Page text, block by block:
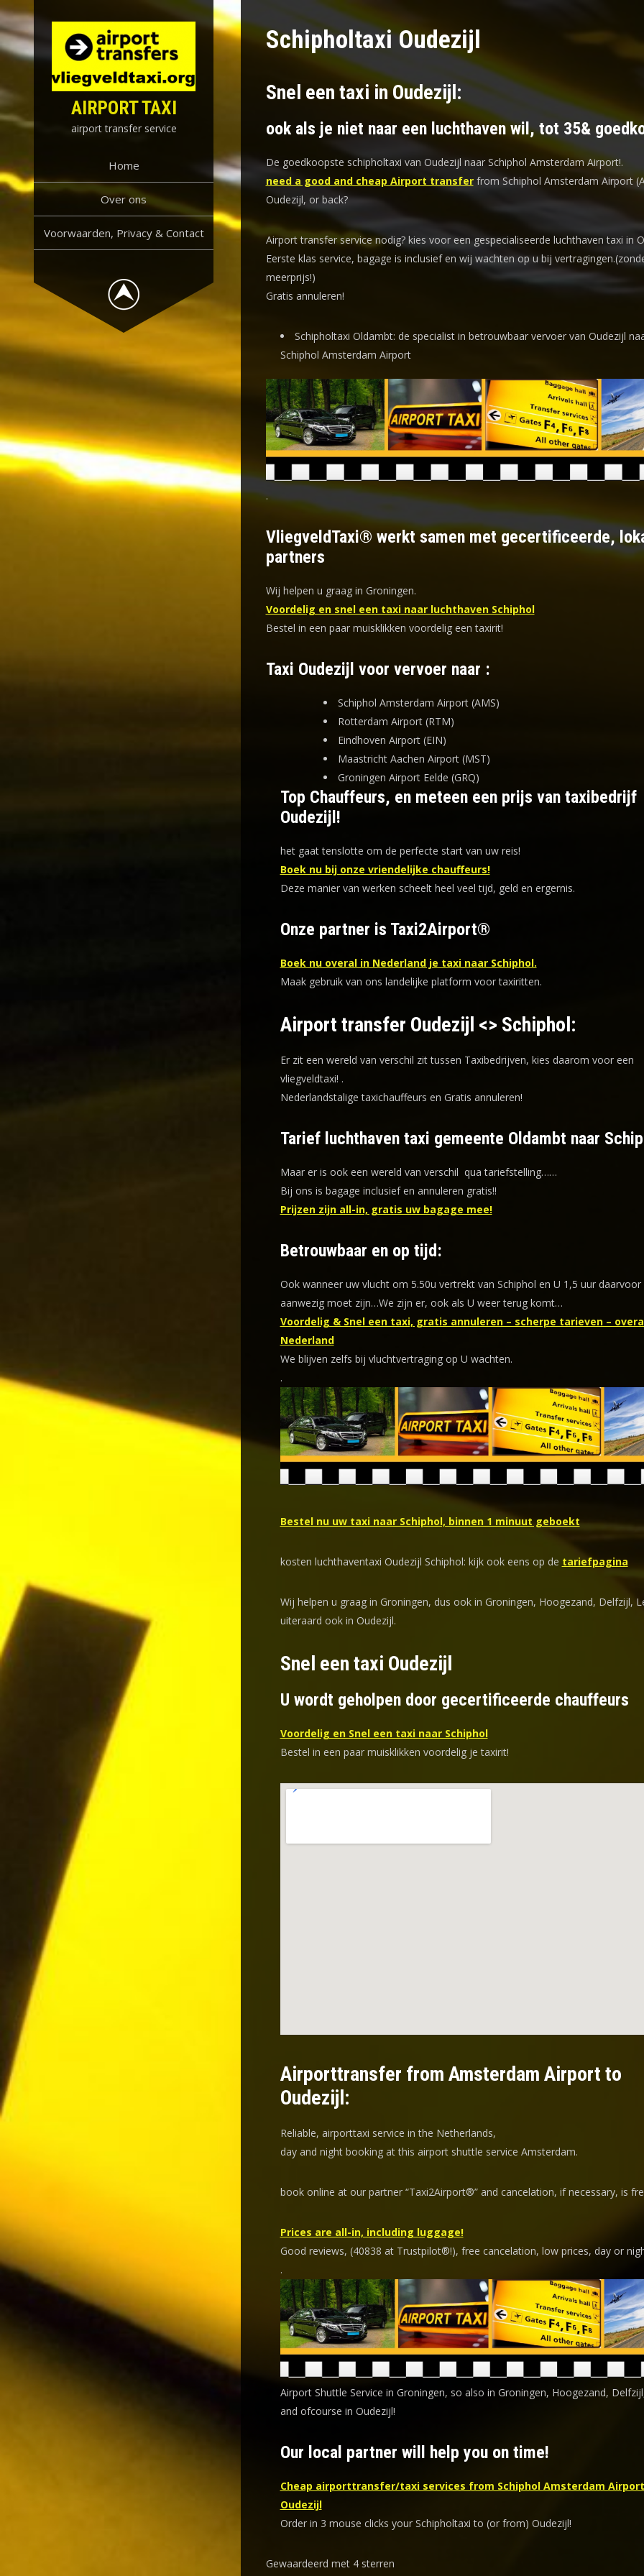
Skip
to
content
AIRPORT TAXI
airport transfer service
Home
Over ons
Voorwaarden, Privacy & Contact
Schipholtaxi Oudezijl
Snel een taxi in Oudezijl:
ook als je niet naar een luchthaven wil, tot 35&
De goedkoopste schipholtaxi van Oudezijl naar Schiphol Amsterdam Airport!.
need a good and cheap Airport transferfrom Schiphol Amsterdam Airport
Oudezijl, or back?
Airport transfer service nodig? kies voor een gespecialiseerde luchthaven taxi in
Eerste klas service, bagage is inclusief en wij wachten op u bij
meerprijs!)
Gratis annuleren!
Schipholtaxi Oldambt: de specialist in betrouwbaar vervoer van Oudezijl
Schiphol Amsterdam Airport
.
VliegveldTaxi® werkt samen met gecertificeerde,
partners
Wij helpen u graag in Groningen.
Voordelig en snel een taxi naar luchthaven Schiphol
Bestel in een paar muisklikken voordelig een taxirit!
Taxi Oudezijl voor vervoer naar :
Schiphol Amsterdam Airport (AMS)
Rotterdam Airport (RTM)
Eindhoven Airport (EIN)
Maastricht Aachen Airport (MST)
Groningen Airport Eelde (GRQ)
Top Chauffeurs, en meteen een prijs van taxibedrijf
Oudezijl!
het gaat tenslotte om de perfecte start van uw reis!
Boek nu bij onze vriendelijke chauffeurs!
Deze manier van werken scheelt heel veel tijd, geld en ergernis.
Onze partner is Taxi2Airport®
Boek nu overal in Nederland je taxi naar Schiphol.
Maak gebruik van ons landelijke platform voor taxiritten.
Airport transfer Oudezijl <> Schiphol:
Er zit een wereld van verschil zit tussen Taxibedrijven, kies daarom voor een
vliegveldtaxi! .
Nederlandstalige taxichauffeurs en Gratis annuleren!
Tarief luchthaven taxi gemeente Oldambt naar
Maar er is ook een wereld van verschil qua tariefstelling……
Bij ons is bagage inclusief en annuleren gratis!!
Prijzen zijn all-in, gratis uw bagage mee!
Betrouwbaar en op tijd:
Ook wanneer uw vlucht om 5.50u vertrekt van Schiphol en U 1,5 uur daarvoor
aanwezig moet zijn…We zijn er, ook als U weer terug komt…
Voordelig & Snel een taxi, gratis annuleren – scherpe tarieven –
Nederland
We blijven zelfs bij vluchtvertraging op U wachten.
.
Bestel nu uw taxi naar Schiphol, binnen 1 minuut geboekt
kosten luchthaventaxi Oudezijl Schiphol: kijk ook eens op de tariefpagina
Wij helpen u graag in Groningen, dus ook in Groningen, Hoogezand, Delfzijl,
uiteraard ook in Oudezijl.
Snel een taxi Oudezijl
U wordt geholpen door gecertificeerde chauffeurs
Voordelig en Snel een taxi naar Schiphol
Bestel in een paar muisklikken voordelig je taxirit!
Airporttransfer from Amsterdam Airport to
Oudezijl:
Reliable, airporttaxi service in the Netherlands,
day and night booking at this airport shuttle service Amsterdam.
book online at our partner “Taxi2Airport®” and cancelation, if necessary, is
Prices are all-in, including luggage!
Good reviews, (40838 at Trustpilot®!), free cancelation, low prices, day or
.
Airport Shuttle Service in Groningen, so also in Groningen, Hoogezand,
and ofcourse in Oudezijl!
Our local partner will help you on time!
Cheap airporttransfer/taxi services from Schiphol Amsterdam
Oudezijl
Order in 3 mouse clicks your Schipholtaxi to (or from) Oudezijl!
Gewaardeerd met 4 sterren